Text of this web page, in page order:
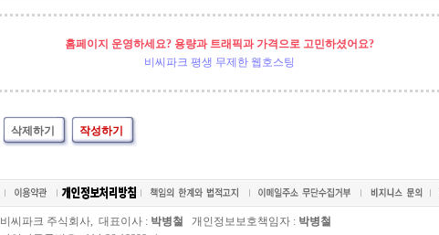
홈페이지 운영하세요? 용량과 트래픽과 가격으로 고민하셨어요?
비씨파크 평생 무제한 웹호스팅
삭제하기 작성하기
비씨파크 주식회사, 대표이사 : 박병철 개인정보보호책임자 : 박병철